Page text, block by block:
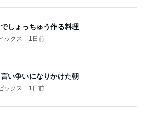
しょっちゅう作る料理
ックス 1日前
い争いになりかけた朝
ックス 1日前